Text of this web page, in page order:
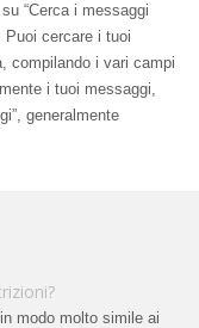
“Cerca i messaggi
Puoi cercare i tuoi
compilando i vari campi
i tuoi messaggi,
generalmente
modo molto simile ai